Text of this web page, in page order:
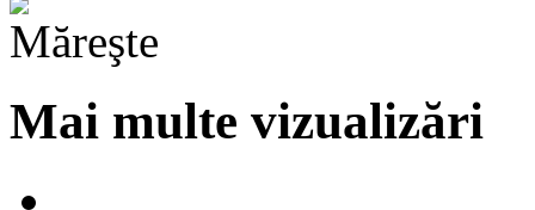
Mai multe vizualizări